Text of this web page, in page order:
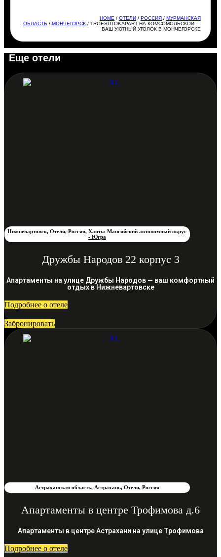
HOME /ОТЕЛИ /РОССИЯ /МУРМАНСКАЯ
ОБЛАСТЬ /МОНЧЕГОРСК / TROESUTOKAPART НА КОМСОМОЛЬСКОЙ —
ВАШ УЮТНЫЙ УГОЛОК В МОНЧЕГОРСКЕ
Еще отели
Нижневартовск,Отели,Россия,Ханты-Мансийский автономный округ
- Югра
Дружбы Народов 22 корпус 3
Апартаменты на улице Дружбы Народов — ваш комфортный
отдых в Нижневартовске
Подробнее о отеле
Забронировать
Астраханская область, Астрахань, Отели, Россия
Апартаменты в центре Трофимова д.6
Апартаменты в центре Астрахани на улице Трофимова
Подробнее о отеле